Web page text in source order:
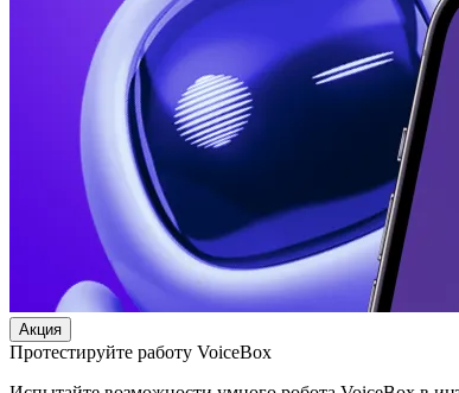
Акция
Протестируйте работу VoiceBox